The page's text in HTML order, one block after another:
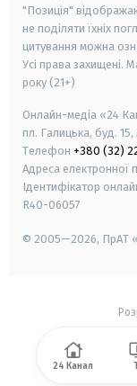
"Позиція"
не поділяти їхніх
цитування можна
Усі права захищені.
року (21+)
Онлайн-медіа «24
пл. Галицька, буд.
Телефон +380 (32)
Адреса електронної
Ідентифікатор
R40-06057
© 2005—2026, ПрАТ
24 Канал